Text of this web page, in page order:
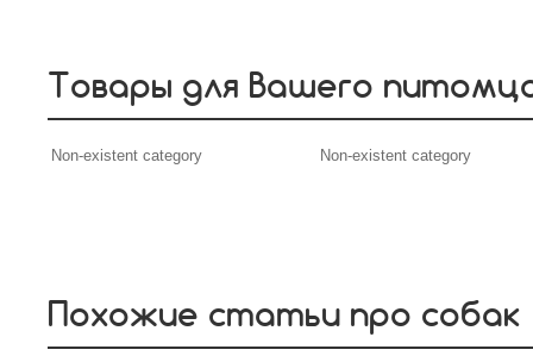
Товары для Вашего
Non-existent category Non-existent category
Похожие статьи про собак